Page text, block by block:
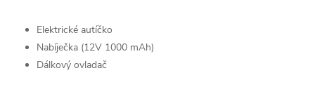
Elektrické autíčko
Nabíječka (12V 1000 mAh)
Dálkový ovladač